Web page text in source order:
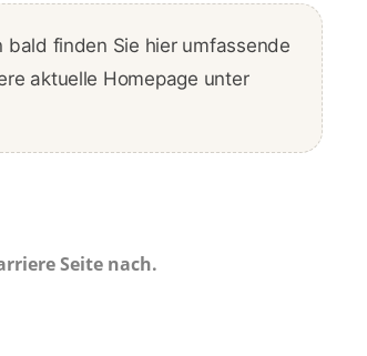
finden Sie hier umfassende
aktuelle Homepage unter
Seite nach.